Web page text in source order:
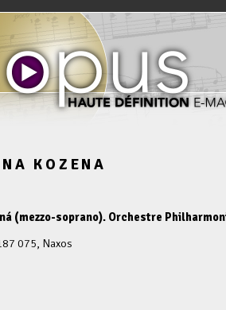
KOZENA
(mezzo-soprano). Orchestre
075, Naxos